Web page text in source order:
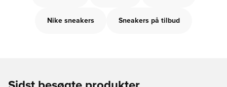
Nike sneakers Sneakers på tilbud